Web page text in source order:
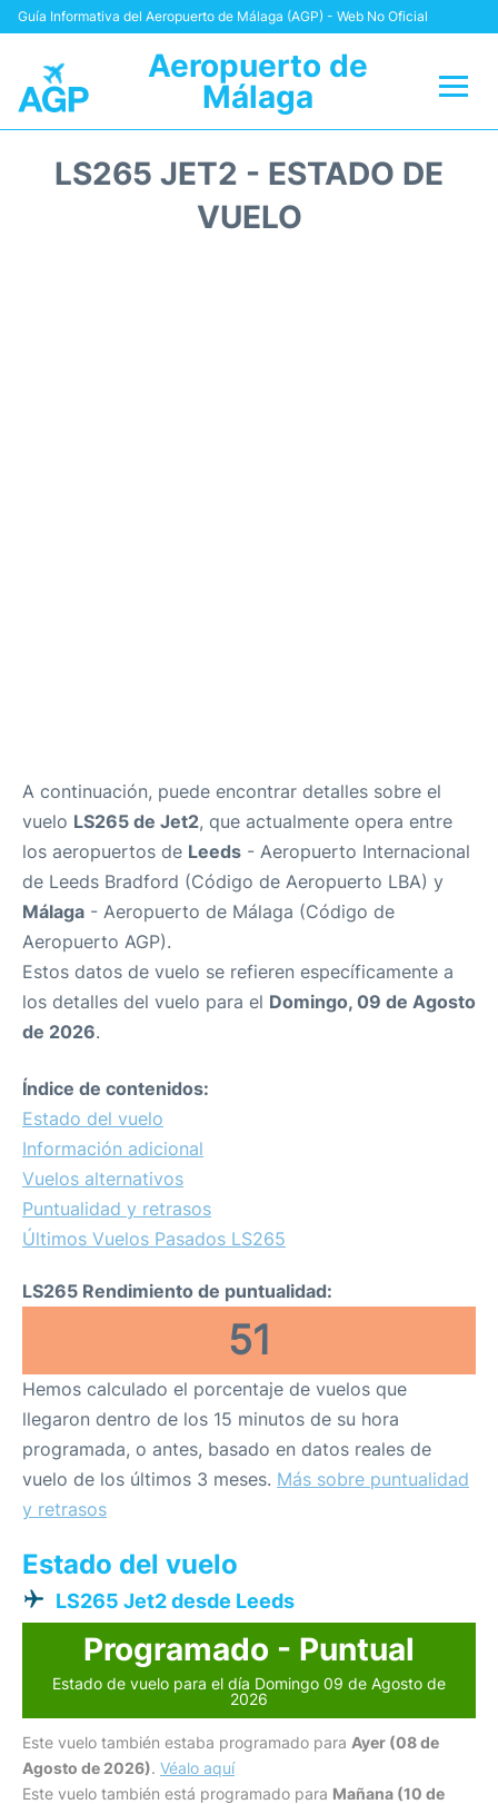
Guía Informativa del Aeropuerto de Málaga (AGP) - Web No Oficial
Aeropuerto de
Málaga
LS265 JET2 - ESTADO DE
VUELO
A continuación, puede encontrar detalles sobre el
vuelo LS265 de Jet2, que actualmente opera entre
los aeropuertos de Leeds - Aeropuerto Internacional
de Leeds Bradford (Código de Aeropuerto LBA) y
Málaga - Aeropuerto de Málaga (Código de
Aeropuerto AGP).
Estos datos de vuelo se refieren específicamente a
los detalles del vuelo para el Domingo, 09 de Agosto
de 2026.
Índice de contenidos:
Estado del vuelo
Información adicional
Vuelos alternativos
Puntualidad y retrasos
Últimos Vuelos Pasados LS265
LS265 Rendimiento de puntualidad:
51
Hemos calculado el porcentaje de vuelos que
llegaron dentro de los 15 minutos de su hora
programada, o antes, basado en datos reales de
vuelo de los últimos 3 meses. Más sobre puntualidad
y retrasos
Estado del vuelo
LS265 Jet2 desde Leeds
Programado - Puntual
Estado de vuelo para el día Domingo 09 de Agosto de
2026
Este vuelo también estaba programado para Ayer (08 de
Agosto de 2026). Véalo aquí
Este vuelo también está programado para Mañana (10 de